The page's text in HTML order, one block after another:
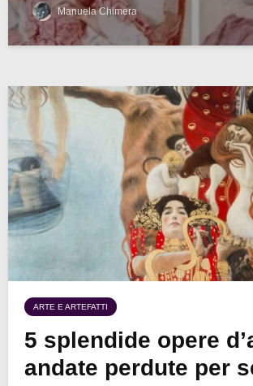
Manuela Chimera
ARTE E ARTEFATTI
5 splendide opere
andate perdute per